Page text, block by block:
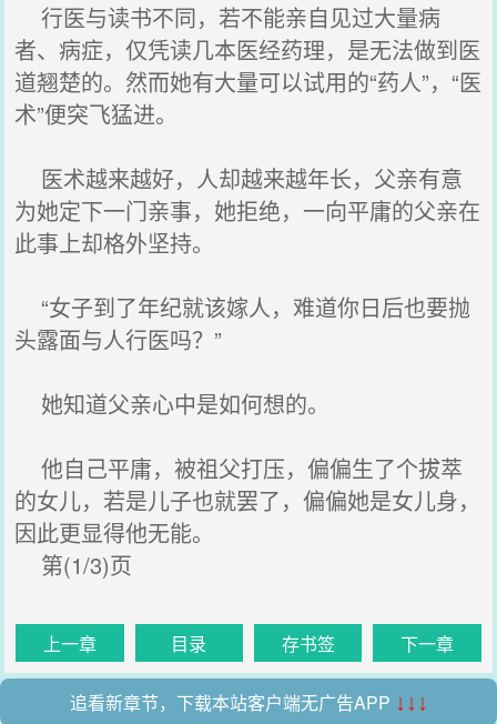
行医与读书不同，若不能亲自见过大量病
者、病症，仅凭读几本医经药理，是无法做到医
道翘楚的。然而她有大量可以试用的“药人”，“医
术”便突飞猛进。
医术越来越好，人却越来越年长，父亲有意
为她定下一门亲事，她拒绝，一向平庸的父亲在
此事上却格外坚持。
“女子到了年纪就该嫁人，难道你日后也要抛
头露面与人行医吗？”
她知道父亲心中是如何想的。
他自己平庸，被祖父打压，偏偏生了个拔萃
的女儿，若是儿子也就罢了，偏偏她是女儿身，
因此更显得他无能。
第(1/3)页
上一章 目录 存书签 下一章
追看新章节，下载本站客户端无广告APP ↓↓↓